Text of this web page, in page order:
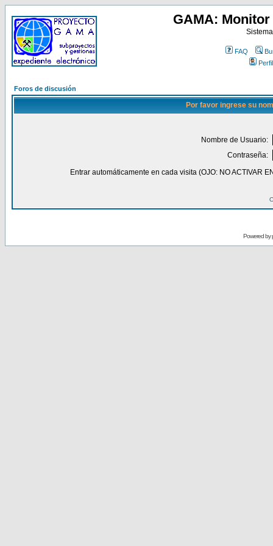
GAMA:
FAQ
Perfil
Foros de discusión
Por favor ingrese su
Nombre de Usuario:
Contraseña:
Entrar automáticamente en cada visita (OJO: NO ACTIVAR
Powered by